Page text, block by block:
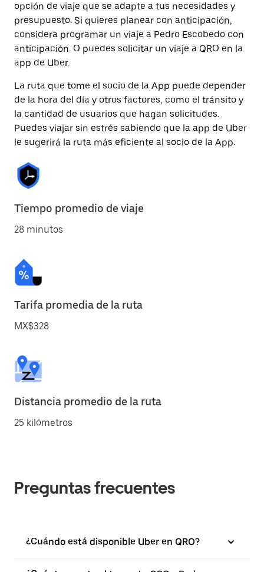
opción de viaje que se adapte a tus necesidades y
presupuesto. Si quieres planear con anticipación,
considera programar un viaje a Pedro Escobedo con
anticipación. O puedes solicitar un viaje a QRO en la
app de Uber.
La ruta que tome el socio de la App puede depender
de la hora del día y otros factores, como el tránsito y
la cantidad de usuarios que hagan solicitudes.
Puedes viajar sin estrés sabiendo que la app de Uber
le sugerirá la ruta más eficiente al socio de la App.
Tiempo promedio de viaje
28 minutos
Tarifa promedia de la ruta
MX$328
Distancia promedio de la ruta
25 kilómetros
Preguntas frecuentes
¿Cuándo está disponible Uber en QRO?